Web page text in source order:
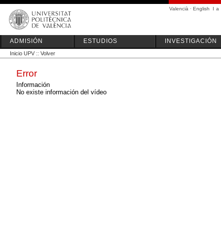
Valencià · English I a
ADMISIÓN ESTUDIOS INVESTIGACIÓN
Inicio UPV :: Volver
Error
Información
No existe información del vídeo